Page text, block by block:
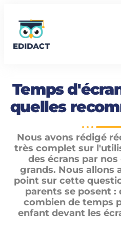
Temps
quelles
Nous avons rédigé
très complet sur
des écrans par
grands. Nous allons
point sur cette
parents se posent
combien de temps
enfant devant les